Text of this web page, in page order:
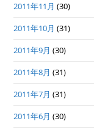
2011年11月 (30)
2011年10月 (31)
2011年9月 (30)
2011年8月 (31)
2011年7月 (31)
2011年6月 (30)